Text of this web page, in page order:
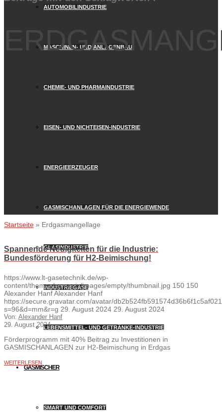
AUTOMOBILINDUSTRIE
MASCHINEN- UND ANLAGENBAU
CHEMIE- UND PHARMAINDUSTRIE
EISEN- UND NICHTEISEN-INDUSTRIE
ENERGIEERZEUGER
GASMISCHANLAGEN FÜR DIE ENERGIEWENDE
GLASINDUSTRIE
INDUSTRIEGASE
LEBENSMITTEL- UND GETRÄNKE-INDUSTRIE
GASMISCHER
SMART UND COMFORT
Startseite » Erdgasmangellage
Spannende Neuigkeiten für die Industrie:
Bundesförderung für H2-Beimischung!
https://www.lt-gasetechnik.de/wp-
content/themes/osmosis/images/empty/thumbnail.jpg 150 150
Alexander HanfAlexander Hanf
https://secure.gravatar.com/avatar/
s=96&d=mm&r=g 29. August 2024 29. August 2024
Von: Alexander Hanf
29. August 2024
Förderprogramm mit 40% Beitrag zu Investitionen in
GASMISCHANLAGEN zur H2-Beimischung in Erdgas
WEITERLESEN